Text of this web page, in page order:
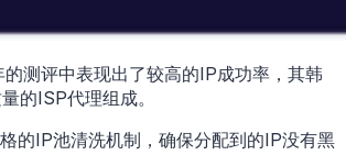
测评中表现出了较高的IP成功率，其韩
的ISP代理组成。
的IP池清洗机制，确保分配到的IP没有黑